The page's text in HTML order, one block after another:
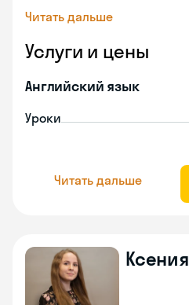
Читать дальше
Услуги и цены
Английский язык
Уроки
Читать дальше
Ксения